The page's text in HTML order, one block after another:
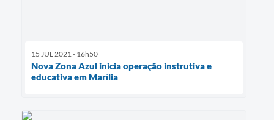
15 JUL 2021 - 16h50
Nova Zona Azul inicia operação instrutiva e
educativa em Marília